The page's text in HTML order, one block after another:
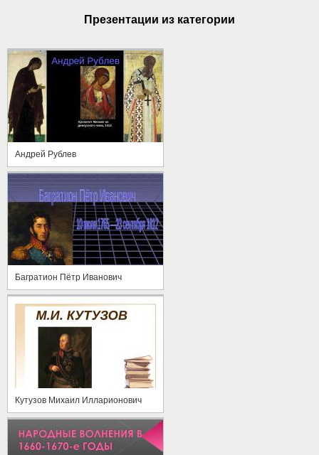
Презентации из категории
Андрей Рублев
Багратион Пётр Иванович
Кутузов Михаил Илларионович